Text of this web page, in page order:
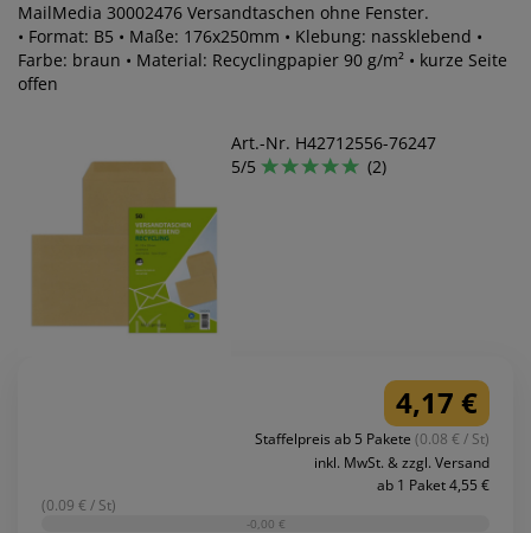
MailMedia 30002476 Versandtaschen ohne Fenster.
• Format: B5 • Maße: 176x250mm • Klebung: nassklebend •
Farbe: braun • Material: Recyclingpapier 90 g/m² • kurze Seite
offen
Art.-Nr. H42712556-76247
5/5
(2)
4,17 €
Staffelpreis ab 5 Pakete (0.08 € / St)
inkl. MwSt. & zzgl. Versand
ab 1 Paket 4,55 €
(0.09 € / St)
-0,00 €